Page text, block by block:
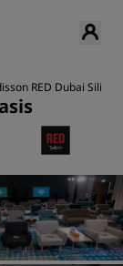
RED Dubai